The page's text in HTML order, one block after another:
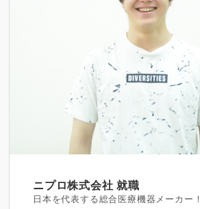
ニプロ株式会社 就職
日本を代表する総合医療機器メーカー！